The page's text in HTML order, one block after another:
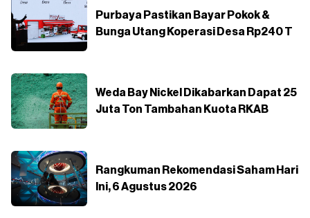
Purbaya Pastikan Bayar Pokok &
Bunga Utang Koperasi Desa Rp240 T
Weda Bay Nickel Dikabarkan Dapat 25
Juta Ton Tambahan Kuota RKAB
Rangkuman Rekomendasi Saham Hari
Ini, 6 Agustus 2026